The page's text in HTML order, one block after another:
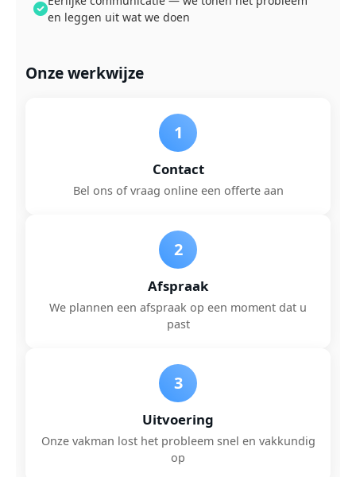
en leggen uit wat we doen
Onze werkwijze
1
Contact
Bel ons of vraag online een offerte aan
2
Afspraak
We plannen een afspraak op een moment dat u
past
3
Uitvoering
Onze vakman lost het probleem snel en vakkundig
op